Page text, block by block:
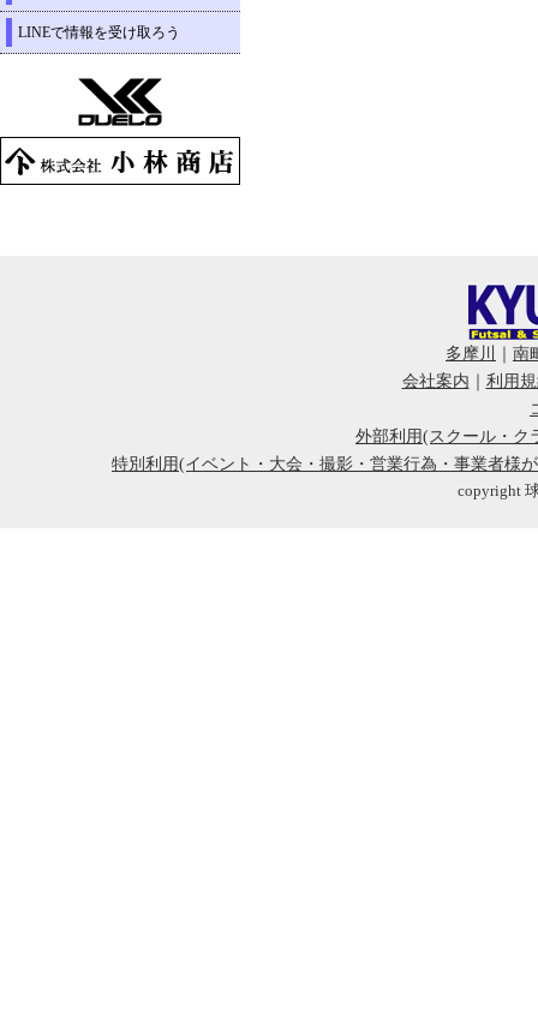
LINEで情報を受け取ろう
多摩川
南
会社案内
利用
外部利用(スクール・ク
特別利用(イベント・大会・撮影・営業行為・事業者様
copyright